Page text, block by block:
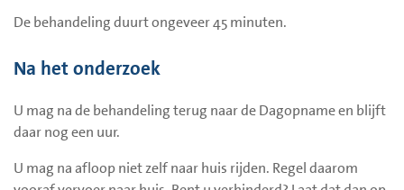
eventuele lekkage uit te sluiten. Als de alcohol is ingebracht,
werken. Daarna wordt de cyste opnieuw leeg gezogen en de
voorzichtig dicht en plakt een pleister op de prikopening.
De behandeling duurt ongeveer 45 minuten.
Na het onderzoek
U mag na de behandeling terug naar de Dagopname en blijft
daar nog een uur.
U mag na afloop niet zelf naar huis rijden. Regel daarom